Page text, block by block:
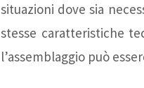
situazioni dove sia
stesse caratteristiche
l’assemblaggio può